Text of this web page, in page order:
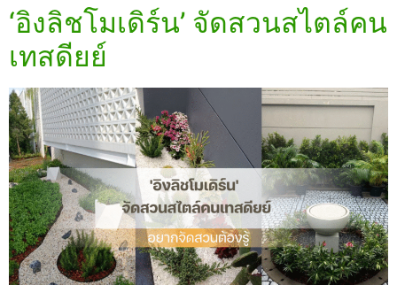
‘อิงลิชโมเดิร์น’ จัดสวนสไตล์คน
เทสดียย์